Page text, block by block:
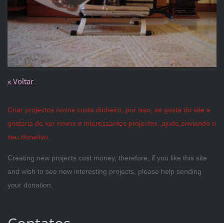
« Voltar
Criar projectos novos custa dinheiro, por isso, se gosta do site e
gostaria de ver novos e interessantes projectos, ajude enviando o
seu donativo.
Creating new projects cost money, therefore, if you like this site
and wish to see new interesting projects, please help sending
your donation.